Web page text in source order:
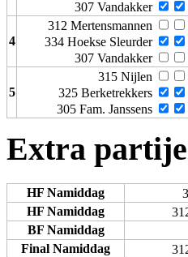
307 Vandakker
4
312 Mertensmannen
334 Hoekse Sleurder
307 Vandakker
5
315 Nijlen
325 Berketrekkers
305 Fam. Janssens
Extra
HF Namiddag
HF Namiddag
BF Namiddag
Final Namiddag